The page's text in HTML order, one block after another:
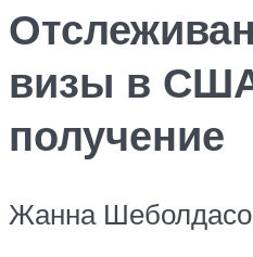
визы в
получение
Жанна